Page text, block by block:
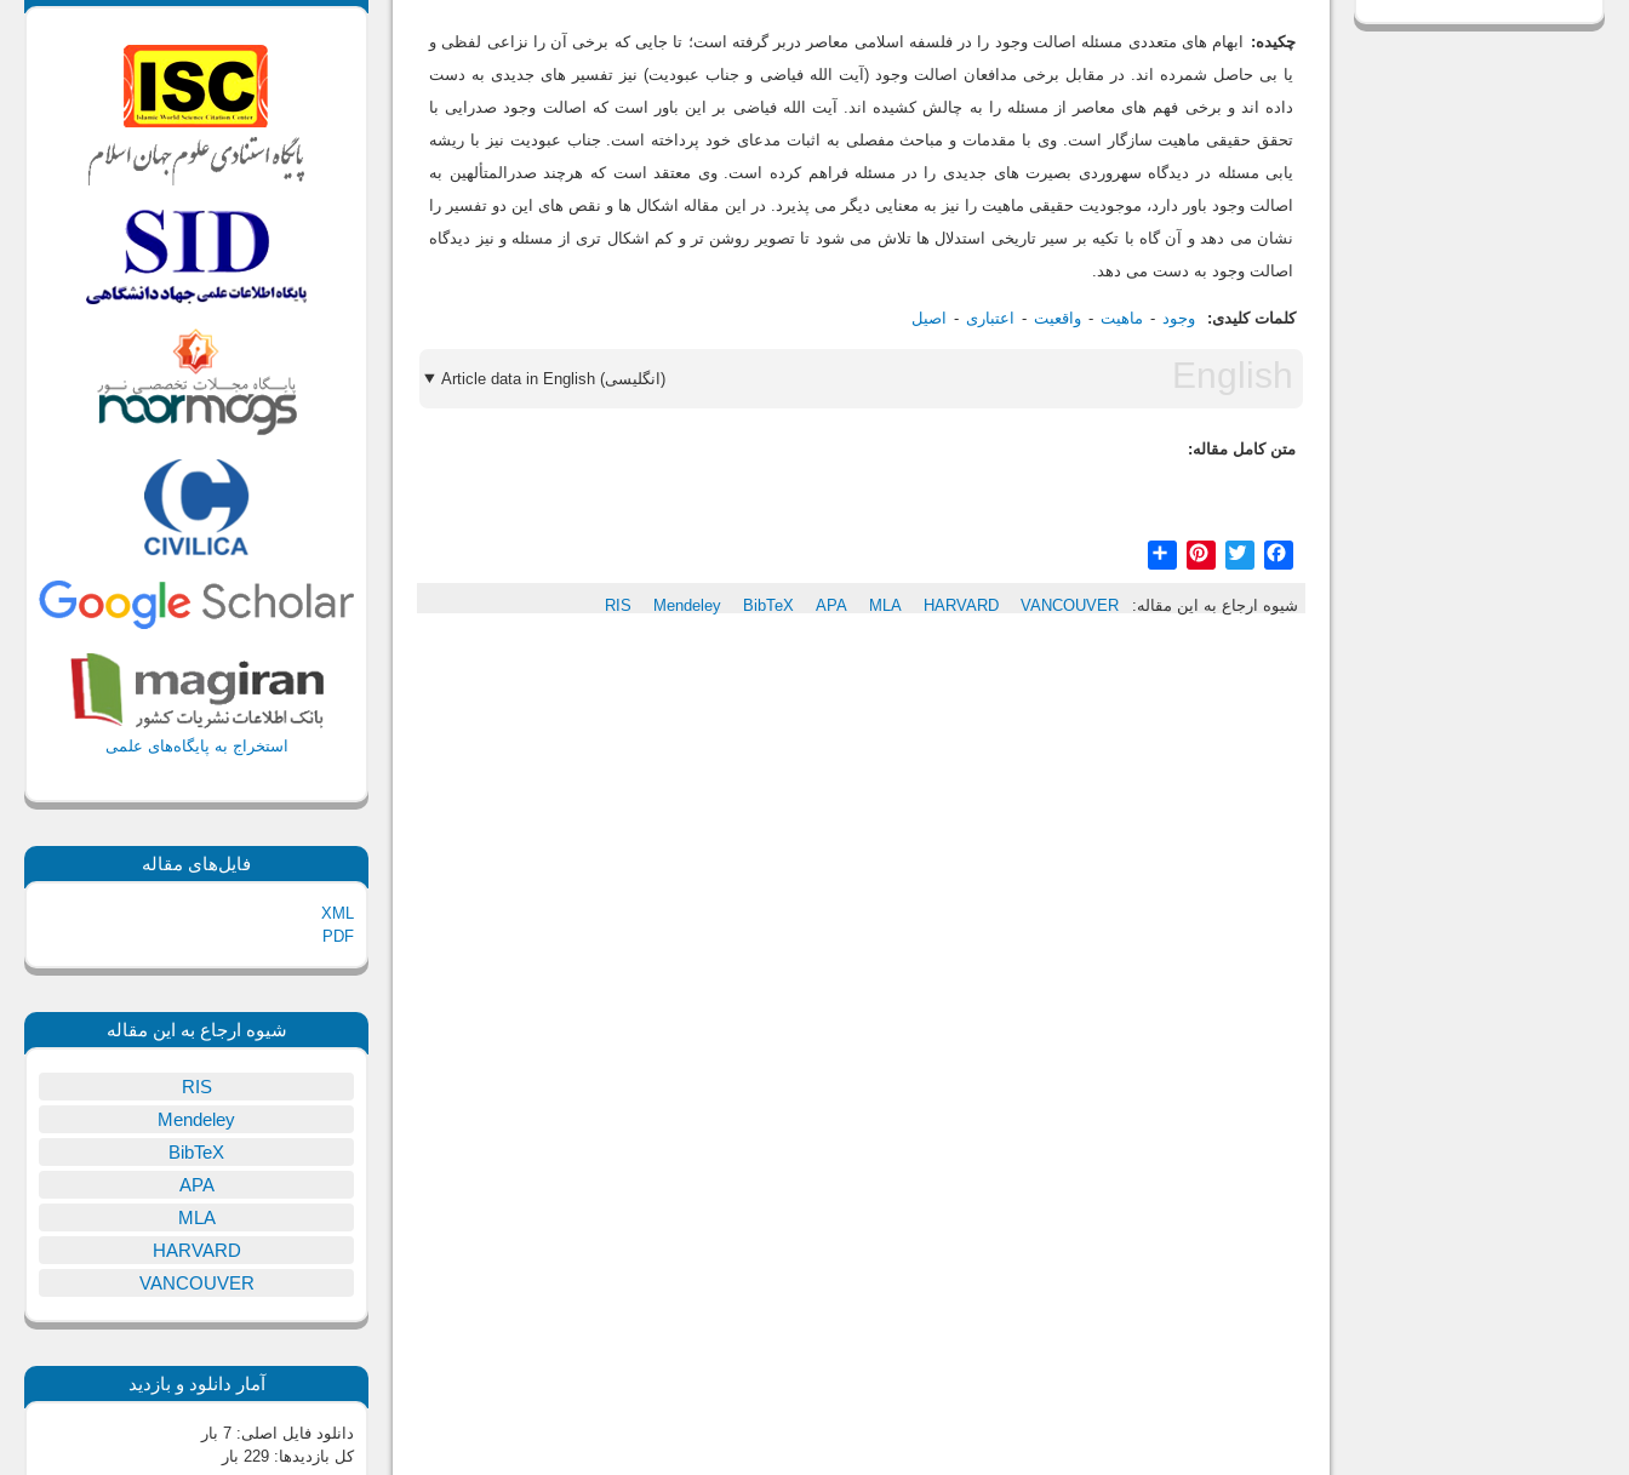
چکیده: ابهام های متعددی مسئله اصالت وجود را در فلسفه اسلامی معاصر دربر گرفته است؛ تا جایی که برخی آن را نزاعی لفظی و
یا بی حاصل شمرده اند. در مقابل برخی مدافعان اصالت وجود (آیت الله فیاضی و جناب عبودیت) نیز تفسیر های جدیدی به دست
داده اند و برخی فهم های معاصر از مسئله را به چالش کشیده اند. آیت الله فیاضی بر این باور است که اصالت وجود صدرایی با
تحقق حقیقی ماهیت سازگار است. وی با مقدمات و مباحث مفصلی به اثبات مدعای خود پرداخته است. جناب عبودیت نیز با ریشه
یابی مسئله در دیدگاه سهروردی بصیرت های جدیدی را در مسئله فراهم کرده است. وی معتقد است که هرچند صدرالمتألهین به
اصالت وجود باور دارد، موجودیت حقیقی ماهیت را نیز به معنایی دیگر می پذیرد. در این مقاله اشکال ها و نقص های این دو تفسیر را
نشان می دهد و آن گاه با تکیه بر سیر تاریخی استدلال ها تلاش می شود تا تصویر روشن تر و کم اشکال تری از مسئله و نیز دیدگاه
اصالت وجود به دست می دهد.
کلمات کلیدی: وجود ماهیت واقعیت اعتباری اصیل
Article data in English (انگلیسی)
متن کامل مقاله:
Facebook
Twitter
Pinterest
شیوه ارجاع به این مقاله: RIS Mendeley BibTeX APA MLA HARVARD VANCOUVER
استخراج به پایگاه‌های علمی
فایل‌های مقاله
XML
PDF
شیوه ارجاع به این مقاله
RIS
Mendeley
BibTeX
APA
MLA
HARVARD
VANCOUVER
آمار دانلود و بازدید
دانلود فایل اصلی: 7 بار
کل بازدیدها: 229 بار